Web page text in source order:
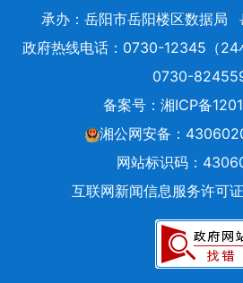
承办：岳阳市岳阳楼区数据局
政府热线电话：0730-12345（24
0730-
备案号： 湘ICP备
湘公网安备：
网站标识码：
互联网新闻信息服务许可